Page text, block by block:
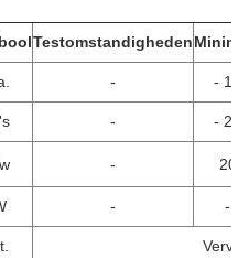
Testomstandigheden
- - 10
-
- 25
- 20
- -